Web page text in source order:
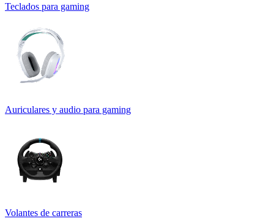
Teclados para gaming
Auriculares y audio para gaming
Volantes de carreras